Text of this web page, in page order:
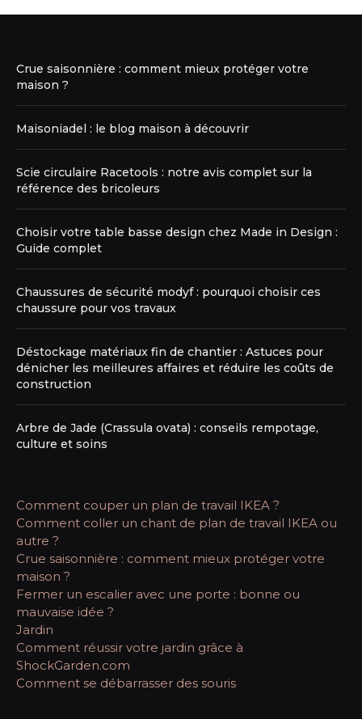
Crue saisonnière : comment mieux protéger votre
maison ?
Maisoniadel : le blog maison à découvrir
Scie circulaire Racetools : notre avis complet sur la
référence des bricoleurs
Choisir votre table basse design chez Made in Design :
Guide complet
Chaussures de sécurité modyf : pourquoi choisir ces
chaussure pour vos travaux
Déstockage matériaux fin de chantier : Astuces pour
dénicher les meilleures affaires et réduire les coûts de
construction
Arbre de Jade (Crassula ovata) : conseils rempotage,
culture et soins
Comment couper un plan de travail IKEA ?
Comment coller un chant de plan de travail IKEA ou
autre ?
Crue saisonnière : comment mieux protéger votre
maison ?
Fermer un escalier avec une porte : bonne ou
mauvaise idée ?
Jardin
Comment réussir votre jardin grâce à
ShockGarden.com
Comment se débarrasser des souris